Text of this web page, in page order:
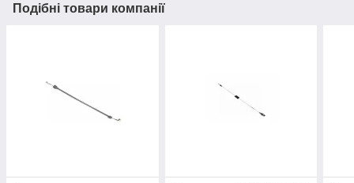
Подібні товари компанії